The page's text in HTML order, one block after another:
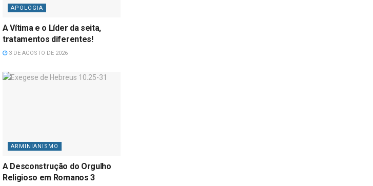
APOLOGIA
A Vítima e o Líder da seita,
tratamentos diferentes!
3 DE AGOSTO DE 2026
ARMINIANISMO
A Desconstrução do Orgulho
Religioso em Romanos 3